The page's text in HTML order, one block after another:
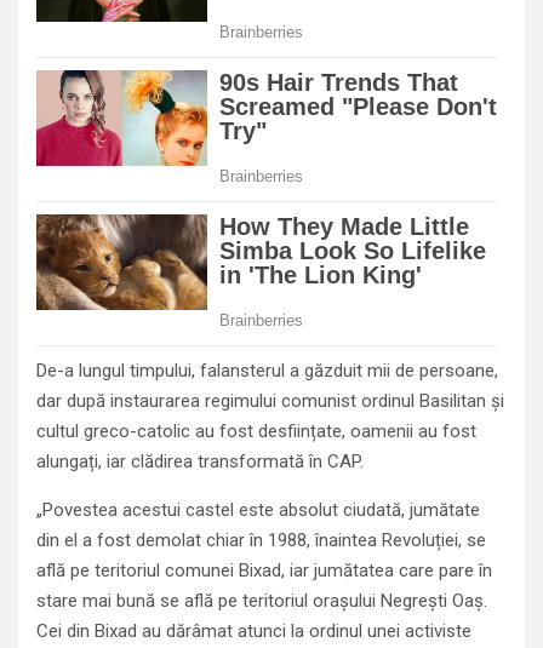
De-a lungul timpului, falansterul a găzduit mii de persoane,
dar după instaurarea regimului comunist ordinul Basilitan și
cultul greco-catolic au fost desființate, oamenii au fost
alungați, iar clădirea transformată în CAP.
„Povestea acestui castel este absolut ciudată, jumătate
din el a fost demolat chiar în 1988, înaintea Revoluției, se
află pe teritoriul comunei Bixad, iar jumătatea care pare în
stare mai bună se află pe teritoriul orașului Negrești Oaș.
Cei din Bixad au dărâmat atunci la ordinul unei activiste